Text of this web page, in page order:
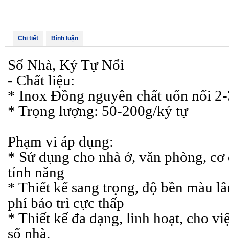
Chi tiết Bình luận
Số Nhà, Ký Tự Nổi
- Chất liệu:
* Inox Đồng nguyên chất uốn nổi
* Trọng lượng: 50-200g/ký tự
Phạm vi áp dụng:
* Sử dụng cho nhà ở, văn phòng, cơ
tính năng
* Thiết kế sang trọng, độ bền màu
phí bảo trì cực thấp
* Thiết kế đa dạng, linh hoạt, cho
số nhà.